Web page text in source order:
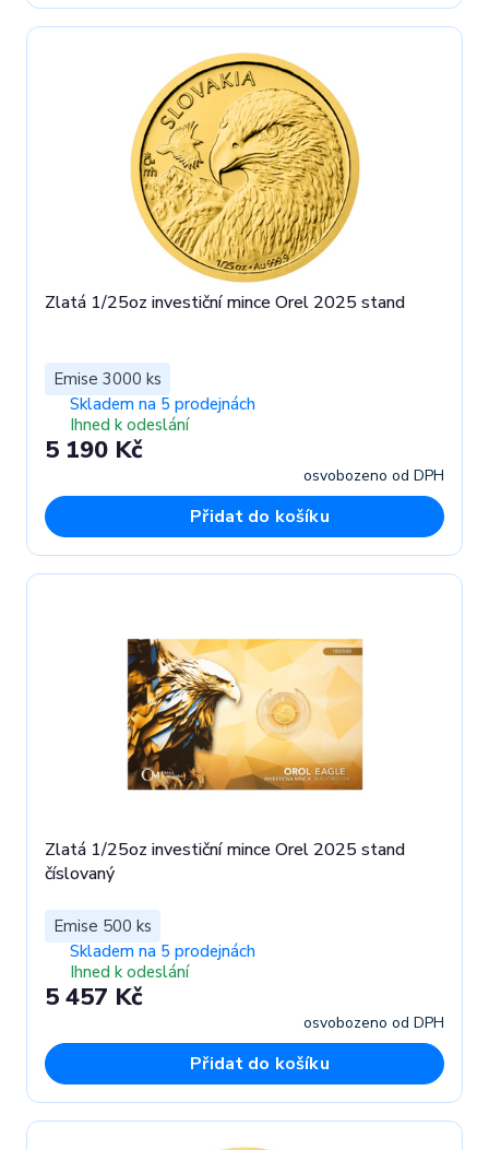
Zlatá 1/25oz investiční mince Orel 2025 stand
Emise 3000 ks
Skladem na 5 prodejnách
Ihned k odeslání
5 190 Kč
osvobozeno od DPH
Přidat do košíku
Zlatá 1/25oz investiční mince Orel 2025 stand
číslovaný
Emise 500 ks
Skladem na 5 prodejnách
Ihned k odeslání
5 457 Kč
osvobozeno od DPH
Přidat do košíku